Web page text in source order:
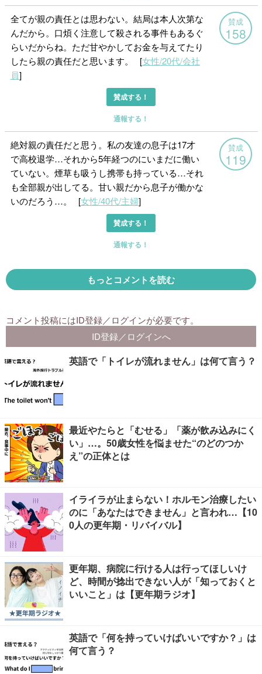
英語で「トイレが流れません」は何て言う？
最近やたらと「むせる」「薬が飲み込みにく
い」…。50歳女性を悩ませた“のどのつか
え”の正体とは
イライラが止まらない！ホルモン治療したい
のに「あなたはできません」と言われ…【10
0人の更年期・リバイバル】
更年期、病院に行ける人は行ってほしいけ
ど、時間が捻出できない人が「知っておくと
いいこと」は【更年期ラジオ】
英語で「何を持っていけばいいですか？」は
何て言う？